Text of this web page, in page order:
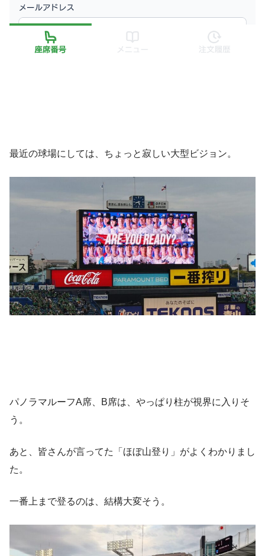
最近の球場にしては、ちょっと寂しい大型ビジョン。
パノラマルーフA席、B席は、やっぱり柱が視界に入りそ
う。
あと、皆さんが言ってた「ほぼ山登り」がよくわかりまし
た。
一番上まで登るのは、結構大変そう。